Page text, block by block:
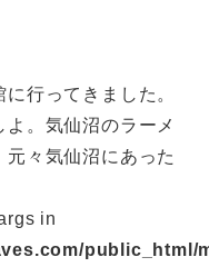
行ってきました。
。気仙沼のラーメ
々気仙沼にあった
in
public_html/